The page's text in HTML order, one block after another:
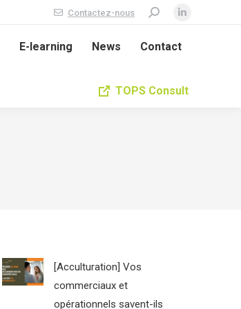
Contactez-nous
Recherche
dans
E-learning News Contact
TOPS Consult
[Acculturation] Vos
commerciaux et
opérationnels savent-ils